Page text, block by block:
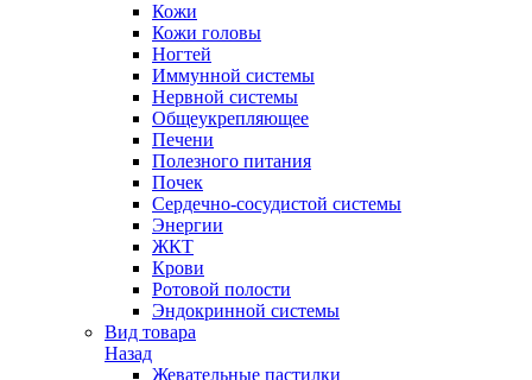
Кожи
Кожи головы
Ногтей
Иммунной системы
Нервной системы
Общеукрепляющее
Печени
Полезного питания
Почек
Сердечно-сосудистой системы
Энергии
ЖКТ
Крови
Ротовой полости
Эндокринной системы
Вид товара
Назад
Жевательные пастилки